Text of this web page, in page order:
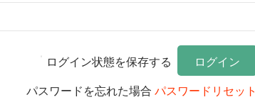
ログイン状態を保存する
パスワードを忘れた場合 パスワードリセット